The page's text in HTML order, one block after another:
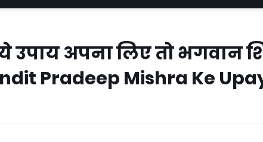
ये उपाय अपना लिए तो भगवान
Pradeep Mishra Ke